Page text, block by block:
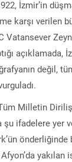
İzmir’in
karşı verilen
Vatansever
açıklamada,
değil,
Milletin
şu ifadelere yer
önderliğinde